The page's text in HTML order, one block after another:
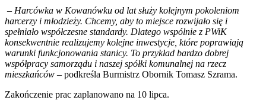
– Harcówka w Kowanówku od lat służy kolejnym pokoleniom
harcerzy i młodzieży. Chcemy, aby to miejsce rozwijało się i
spełniało współczesne standardy. Dlatego wspólnie z PWiK
konsekwentnie realizujemy kolejne inwestycje, które poprawiają
warunki funkcjonowania stanicy. To przykład bardzo dobrej
współpracy samorządu i naszej spółki komunalnej na rzecz
mieszkańców – podkreśla Burmistrz Obornik Tomasz Szrama.
Zakończenie prac zaplanowano na 10 lipca.